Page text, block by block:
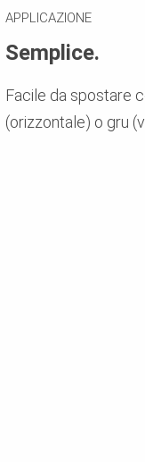
APPLICAZIONE
Semplice.
Facile da spostare
(orizzontale) o gru